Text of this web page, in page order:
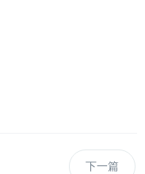
下一篇